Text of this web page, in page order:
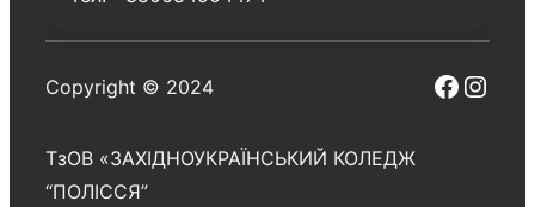
Copyright © 2024
ТзОВ «ЗАХІДНОУКРАЇНСЬКИЙ КОЛЕДЖ
“ПОЛІССЯ”